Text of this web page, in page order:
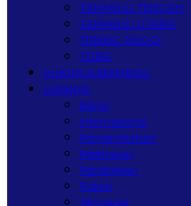
TAPANULI TENGAH
TAPANULI UTARA
TEBING TINGGI
TOBA
HUKUM & KRIMINAL
LAINNYA
Bisnis
Internasional
Pemerintahan
Kesehatan
Pendidikan
Politik
Teknologi